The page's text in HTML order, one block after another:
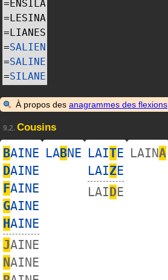
= ENSILA
=LESINA
=LIANES
=SALIEN
=SALINE
=SILANE
À propos des anagrammes des flexions
9.2. Cousins
BAINE
DAINE
FAINE
GAINE
HAINE
JAINE
NAINE
LABNE LAITE
LAIZE
LAIDE
LAINA